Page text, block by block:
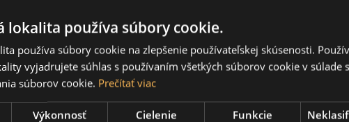
užívateľské konto,registrujtesa prosím.
lokalita používa súbory cookie.
používa súbory cookie na zlepšenie používateľskej skúsenosti.
vyjadrujete súhlas s používaním všetkých súborov cookie v súlade
súborov cookie. Prečítať viac
Výkonnosť Cielenie Funkcie